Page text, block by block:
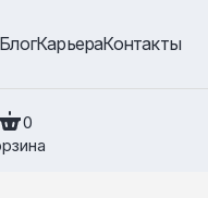
БлогКарьераКонтакты
0